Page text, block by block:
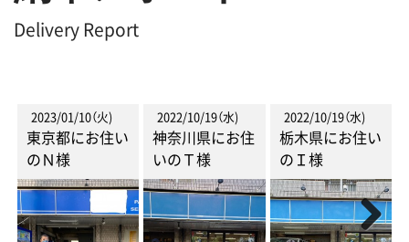
Delivery Report
2023/01/10（火)
東京都にお住い
のＮ様
2022/10/19（水)
神奈川県にお住
いのＴ様
2022/10/19（水)
栃木県にお住い
のＩ様